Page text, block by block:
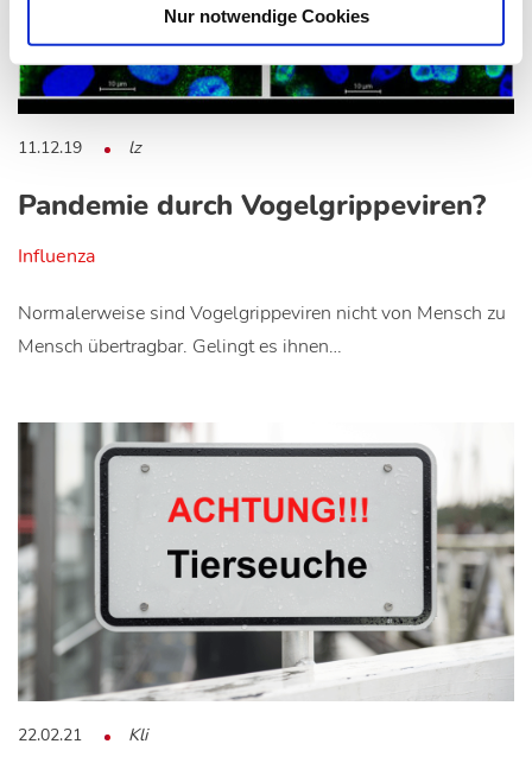
Nur notwendige Cookies
11.12.19 lz
Pandemie durch Vogelgrippeviren?
Influenza
Normalerweise sind Vogelgrippeviren nicht von Mensch zu
Mensch übertragbar. Gelingt es ihnen…
22.02.21 Kli